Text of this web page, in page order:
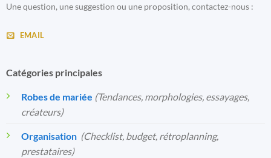
Une question, une suggestion ou une proposition, contactez-nous :
EMAIL
Catégories principales
Robes de mariée (Tendances, morphologies, essayages,
créateurs)
Organisation️ (Checklist, budget, rétroplanning,
prestataires)